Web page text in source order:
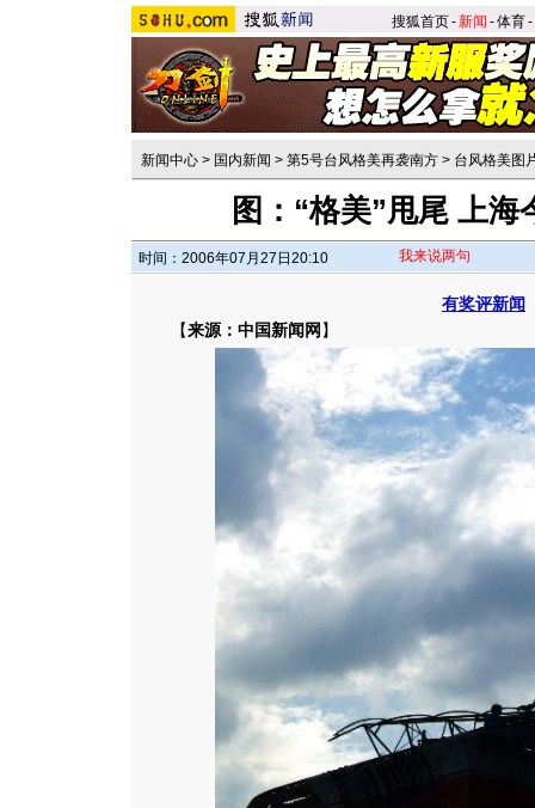
搜狐首页-新闻 -体育-
新闻中心 > 国内新闻 > 第5号台风格美再袭南方 > 台风格美图
图：“格美”甩尾 上海
时间：2006年07月27日20:10 我来说两句
有奖评新闻
【来源：中国新闻网 】